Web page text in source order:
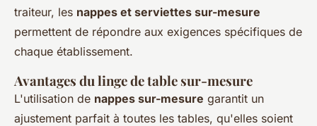
traiteur, les nappes et serviettes sur-mesure
permettent de répondre aux exigences spécifiques de
chaque établissement.
Avantages du linge de table sur-mesure
L'utilisation de nappes sur-mesure garantit un
ajustement parfait à toutes les tables, qu'elles soient